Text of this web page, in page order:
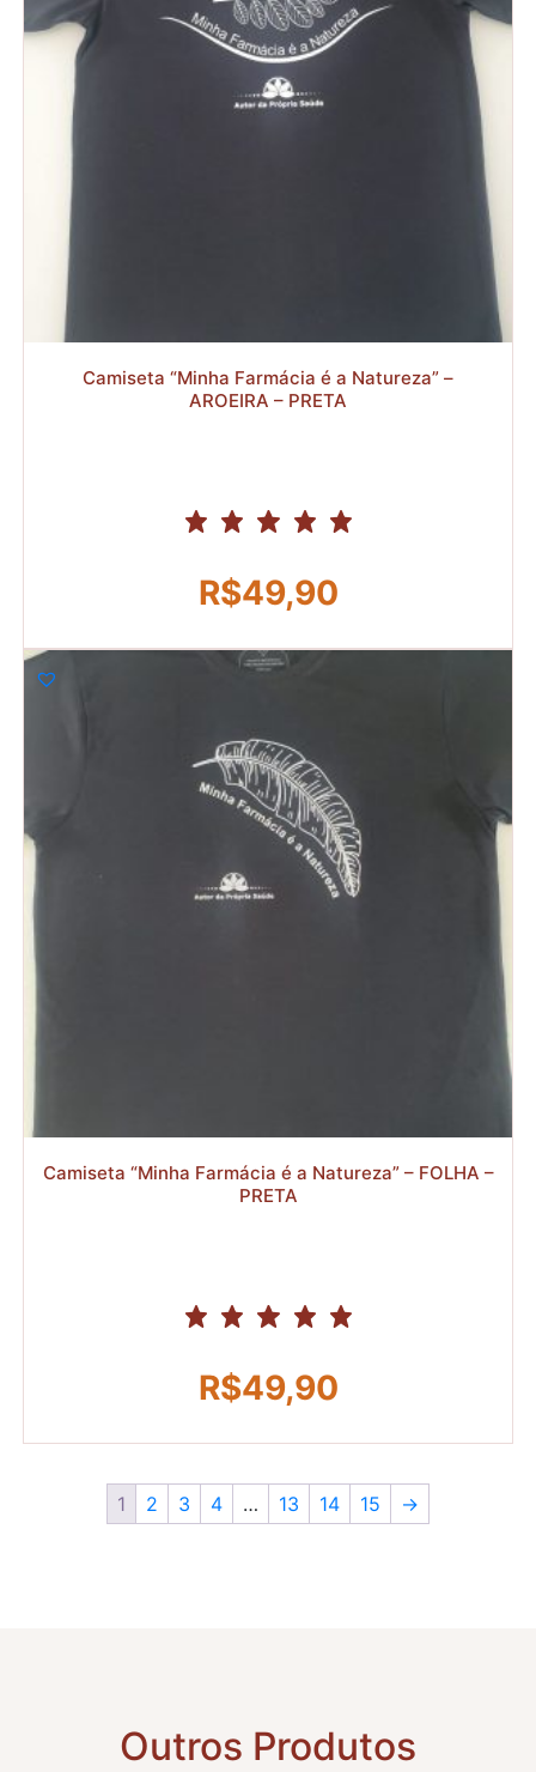
R$127,92
Camiseta “Minha Farmácia é a Natureza” –
AROEIRA – PRETA
R$49,90
Camiseta “Minha Farmácia é a Natureza” – FOLHA –
PRETA
R$49,90
1 2 3 4 … 13 14 15 →
Outros Produtos